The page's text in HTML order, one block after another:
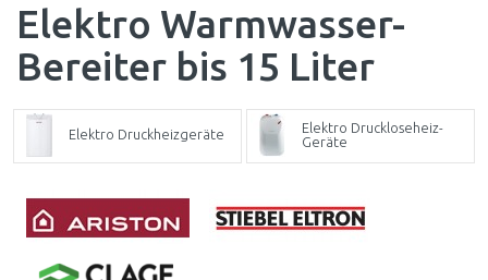
Elektro Warmwasser-
Bereiter bis 15 Liter
Elektro Druckheizgeräte
Elektro Druckloseheiz-
Geräte